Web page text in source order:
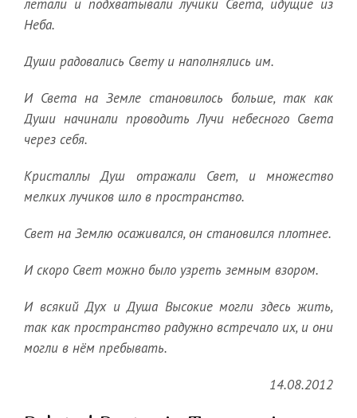
летали и подхватывали лучики Света, идущие из
Неба.
Души радовались Свету и наполнялись им.
И Света на Земле становилось больше, так как
Души начинали проводить Лучи небесного Света
через себя.
Кристаллы Душ отражали Свет, и множество
мелких лучиков шло в пространство.
Свет на Землю осаживался, он становился плотнее.
И скоро Свет можно было узреть земным взором.
И всякий Дух и Душа Высокие могли здесь жить,
так как пространство радужно встречало их, и они
могли в нём пребывать.
14.08.2012